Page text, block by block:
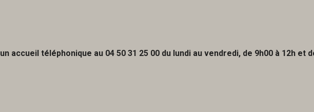
un accueil téléphonique au 04 50 31 25 00 du lundi au vendredi, de 9h00 à 12h et